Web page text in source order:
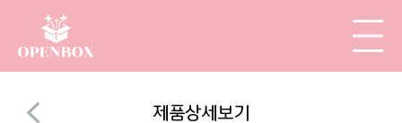
제품상세보기